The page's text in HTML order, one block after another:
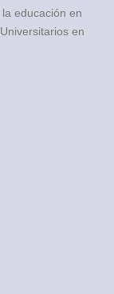
educación en
en